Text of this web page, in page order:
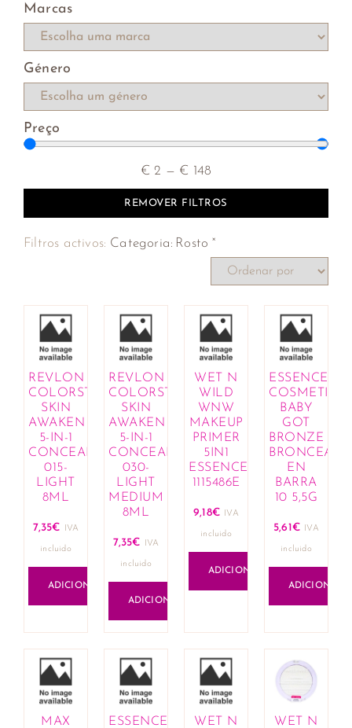
Marcas
Género
Preço
€2 — € 148
REMOVER FILTROS
Filtros activos: Categoria: Rosto ×
REVLON
COLORSTAY
SKIN
AWAKEN
5-IN-1
CONCEALER
015-
LIGHT
8ML
7,35€ IVA
incluido
ADICIONAR
REVLON
COLORSTAY
SKIN
AWAKEN
5-IN-1
CONCEALER
030-
LIGHT
MEDIUM
8ML
7,35€ IVA
incluido
ADICIONAR
WET N
WILD
WNW
MAKEUP
PRIMER
5IN1
ESSENCE
1115486E
9,18€ IVA
incluido
ADICIONAR
ESSENCE
COSMETICS
BABY
GOT
BRONZE
EN
BARRA
10 5,5G
5,61 € IVA
incluido
ADICIONAR
MAX ESSENCE WET N WET N